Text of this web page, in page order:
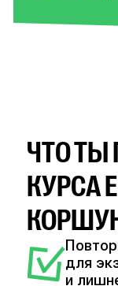
ЧТО
КУРСА
для
и